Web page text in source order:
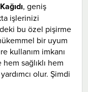
, geniş
işlerinizi
bu özel pişirme
bir uyum
kullanım imkanı
sağlıklı hem
olur. Şimdi